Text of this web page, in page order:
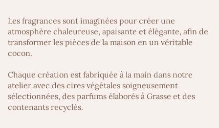
Les fragrances sont imaginées pour créer une
atmosphère chaleureuse, apaisante et élégante, afin de
transformer les pièces de la maison en un véritable
cocon.
Chaque création est fabriquée à la main dans notre
atelier avec des cires végétales soigneusement
sélectionnées, des parfums élaborés à Grasse et des
contenants recyclés.